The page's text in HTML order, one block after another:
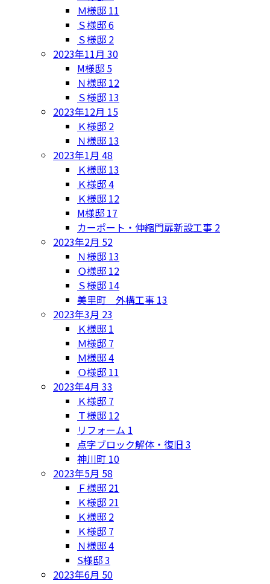
Ｍ様邸 11
Ｓ様邸6
Ｓ様邸 2
2023年11月 30
M様邸 5
Ｎ様邸 12
Ｓ様邸 13
2023年12月 15
Ｋ様邸 2
Ｎ様邸 13
2023年1月 48
Ｋ様邸 13
Ｋ様邸4
Ｋ様邸 12
M様邸 17
カーポート・伸縮門扉新設工事 2
2023年2月 52
Ｎ様邸 13
Ｏ様邸 12
Ｓ様邸 14
美里町 外構工事 13
2023年3月 23
Ｋ様邸 1
Ｍ様邸 7
Ｍ様邸4
Ｏ様邸 11
2023年4月 33
Ｋ様邸 7
Ｔ様邸 12
リフォーム 1
点字ブロック解体・復旧 3
神川町 10
2023年5月 58
Ｆ様邸 21
Ｋ様邸 21
Ｋ様邸 2
Ｋ様邸 7
Ｎ様邸4
S様邸3
2023年6月 50